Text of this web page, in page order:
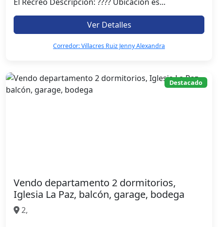
Ver Detalles
Corredor: Villacres Ruiz Jenny Alexandra
Destacado
Vendo departamento 2 dormitorios,
Iglesia La Paz, balcón, garage, bodega
2,